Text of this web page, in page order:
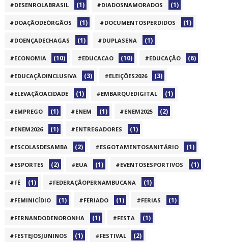
#DESENROLABRASIL (1) #DIADOSNAMORADOS (1)
#DOAÇÃODEÓRGÃOS (1) #DOCUMENTOSPERDIDOS (1)
#DOENÇADECHAGAS (1) #DUPLASENA (1)
#ECONOMIA (10) #EDUCACAO (10) #EDUCAÇÃO (6)
#EDUCAÇÃOINCLUSIVA (3) #ELEIÇÕES2026 (3)
#ELEVAÇÃOACIDADE (1) #EMBARQUEDIGITAL (1)
#EMPREGO (1) #ENEM (1) #ENEM2025 (2)
#ENEM2026 (1) #ENTREGADORES (1)
#ESCOLASDESAMBA (2) #ESGOTAMENTOSANITÁRIO (1)
#ESPORTES (2) #EUA (1) #EVENTOSESPORTIVOS (1)
#FÉ (1) #FEDERAÇÃOPERNAMBUCANA (1)
#FEMINICÍDIO (1) #FERIADO (1) #FERIAS (1)
#FERNANDODENORONHA (1) #FESTA (1)
#FESTEJOSJUNINOS (1) #FESTIVAL (2)